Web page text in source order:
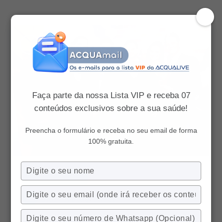
Acqualive
30 jun 2016
Inauguração,Saúde
Faça parte da nossa Lista VIP e receba 07
conteúdos exclusivos sobre a sua saúde!
Preencha o formulário e receba no seu email de forma
100% gratuita.
Digite
seu
nome
Digite
seu
email
Digite